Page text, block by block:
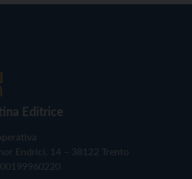
Editrice
Endrici, 14 – 38122 Trento
00199960220